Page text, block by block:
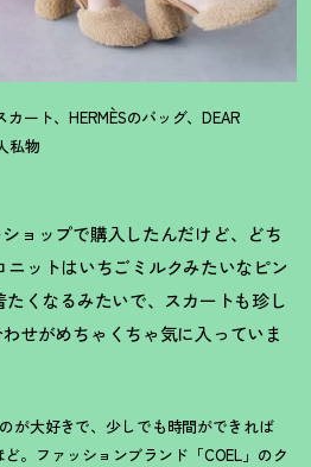
ート、HERMÈSのバッグ、DEAR
私物
ョップで購入したんだけど、どち
ニットはいちごミルクみたいなピン
くなるみたいで、スカートも珍し
せがめちゃくちゃ気に入っていま
が大好きで、少しでも時間ができれば
。ファッションブランド「COEL」のク